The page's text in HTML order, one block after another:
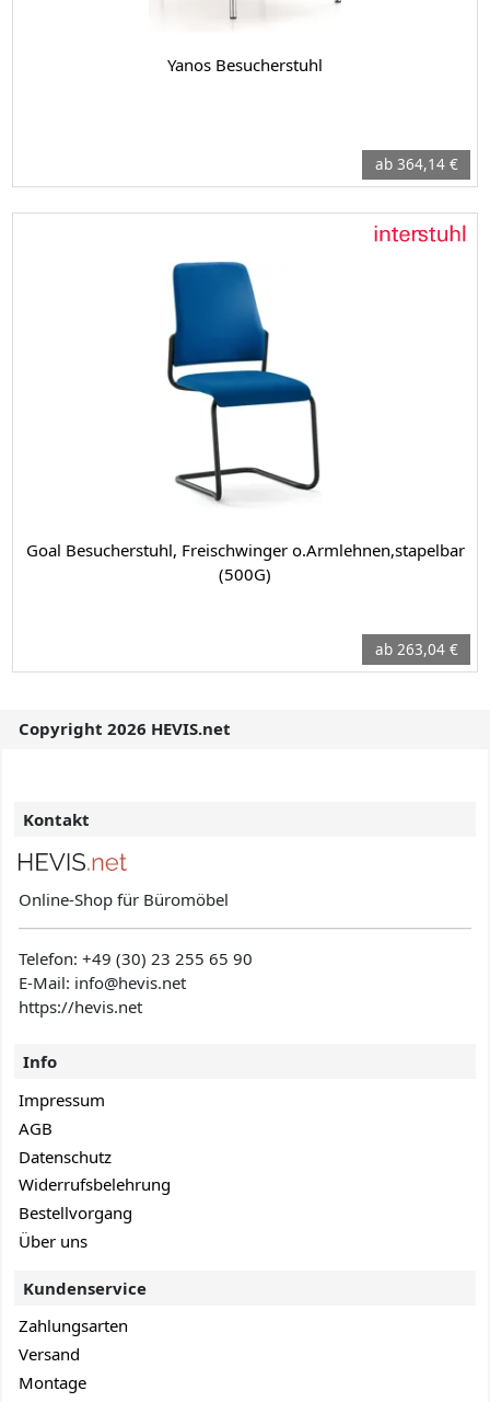
Yanos Besucherstuhl
ab 364,14 €
Goal Besucherstuhl, Freischwinger o.Armlehnen,stapelbar
(500G)
ab 263,04 €
Copyright 2026 HEVIS.net
Kontakt
Online-Shop für Büromöbel
Telefon:+49 (30) 23 255 65 90
E-Mail: info@hevis.net
https://hevis.net
Info
Impressum
AGB
Datenschutz
Widerrufsbelehrung
Bestellvorgang
Über uns
Kundenservice
Zahlungsarten
Versand
Montage